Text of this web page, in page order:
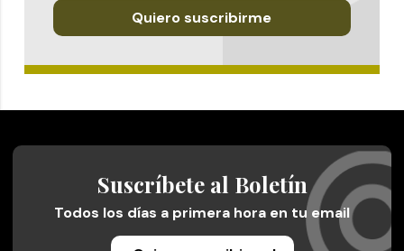
Quiero suscribirme
Suscríbete al Boletín
Todos los días a primera hora en tu email